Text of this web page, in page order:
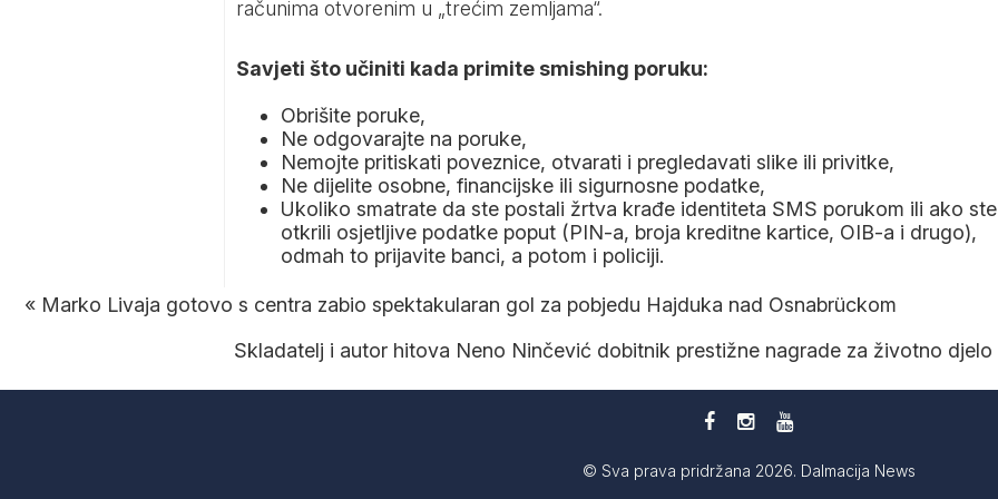
računima otvorenim u „trećim zemljama“.
Savjeti što učiniti kada primite smishing poruku:
Obrišite poruke,
Ne odgovarajte na poruke,
Nemojte pritiskati poveznice, otvarati i pregledavati slike ili privitke,
Ne dijelite osobne, financijske ili sigurnosne podatke,
Ukoliko smatrate da ste postali žrtva krađe identiteta SMS porukom ili ako ste
otkrili osjetljive podatke poput (PIN-a, broja kreditne kartice, OIB-a i drugo),
odmah to prijavite banci, a potom i policiji.
« Marko Livaja gotovo s centra zabio spektakularan gol za pobjedu Hajduka nad Osnabrückom
Skladatelj i autor hitova Neno Ninčević dobitnik prestižne nagrade za životno djelo
© Sva prava pridržana 2026. Dalmacija News